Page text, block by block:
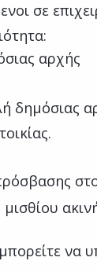
σε
αρχής
δημόσιας
να